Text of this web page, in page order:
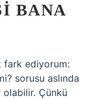
BANA
fark ediyorum:
sorusu aslında
olabilir. Çünkü